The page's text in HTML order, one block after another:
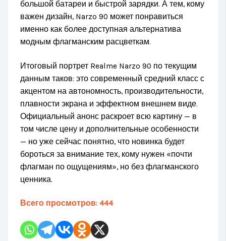
большой батареи и быстрой зарядки. А тем, кому
важен дизайн, Narzo 90 может понравиться
именно как более доступная альтернатива
модным флагманским расцветкам.
Итоговый портрет Realme Narzo 90 по текущим
данным таков: это современный средний класс с
акцентом на автономность, производительности,
плавности экрана и эффектном внешнем виде.
Официальный анонс раскроет всю картину — в
том числе цену и дополнительные особенности
— но уже сейчас понятно, что новинка будет
бороться за внимание тех, кому нужен «почти
флагман по ощущениям», но без флагманского
ценника.
Всего просмотров: 444